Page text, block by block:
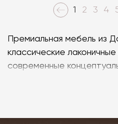
1 2 3 4
Премиальная мебель из
классические лаконичные
современные
датских